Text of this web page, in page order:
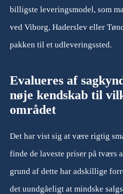
billigste leveringsmodel, som
ved Viborg, Haderslev eller
pakken til et udleveringssted.
Evalueres af
nøje kendskab til
området
Det har vist sig at være rigtig
finde de laveste priser på tværs
grund af dette har adskillige
det uundgåeligt at mindske